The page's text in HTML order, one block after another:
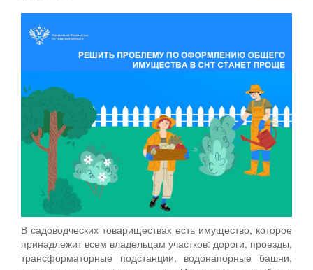
В садоводческих товариществах есть имущество, которое
принадлежит всем владельцам участков: дороги, проезды,
трансформаторные подстанции, водонапорные башни,